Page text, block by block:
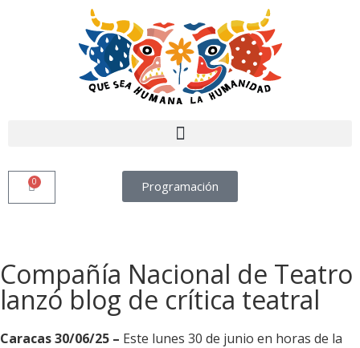
Programación
0
Compañía Nacional de Teatro
lanzó blog de crítica teatral
Caracas 30/06/25 – Este lunes 30 de junio en horas de la